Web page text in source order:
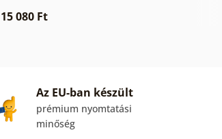
15 080 Ft
Az EU-ban készült
prémium nyomtatási
minőség